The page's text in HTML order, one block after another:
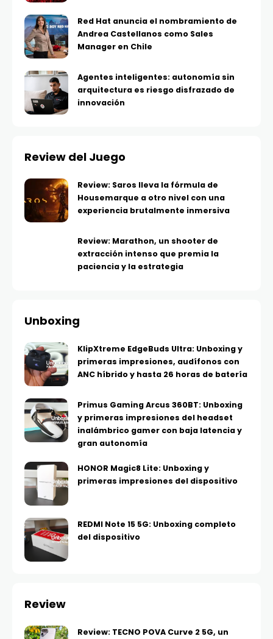
Red Hat anuncia el nombramiento de
Andrea Castellanos como Sales
Manager en Chile
Agentes inteligentes: autonomía sin
arquitectura es riesgo disfrazado de
innovación
Review del Juego
Review: Saros lleva la fórmula de
Housemarque a otro nivel con una
experiencia brutalmente inmersiva
Review: Marathon, un shooter de
extracción intenso que premia la
paciencia y la estrategia
Unboxing
KlipXtreme EdgeBuds Ultra: Unboxing y
primeras impresiones, audífonos con
ANC híbrido y hasta 26 horas de batería
Primus Gaming Arcus 360BT: Unboxing
y primeras impresiones del headset
inalámbrico gamer con baja latencia y
gran autonomía
HONOR Magic8 Lite: Unboxing y
primeras impresiones del dispositivo
REDMI Note 15 5G: Unboxing completo
del dispositivo
Review
Review: TECNO POVA Curve 2 5G, un